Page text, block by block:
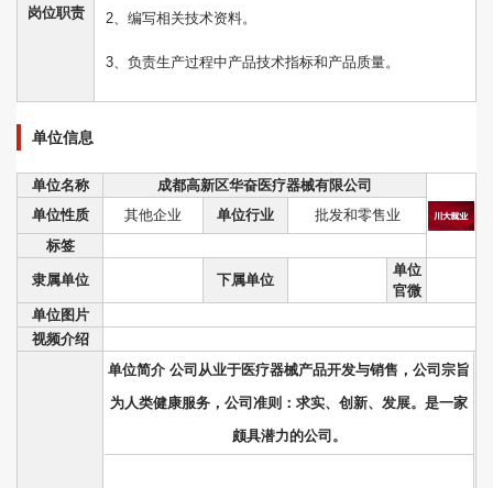
岗位职责 2、编写相关技术资料。
3、负责生产过程中产品技术指标和产品质量。
单位信息
单位名称
成都高新区华奋医疗器械有限公司
单位性质
其他企业 单位行业
批发和零售业
标签
隶属单位 下属单位
单位
官微
单位图片
视频介绍
单位简介 公司从业于医疗器械产品开发与销售，公司宗旨
为人类健康服务，公司准则：求实、创新、发展。是一家
颇具潜力的公司。